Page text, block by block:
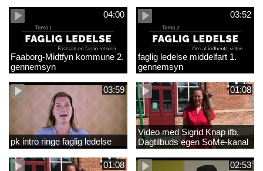
04:00
Faaborg-Midtfyn kommune 2.
gennemsyn
03:52
faglig ledelse middelfart 1.
gennemsyn
03:59
pk intro ringe faglig ledelse
01:08
Video med Sigrid Knap ifb.
Dagtilbuds egen SoMe-kanal
med tekster
01:08
02:53